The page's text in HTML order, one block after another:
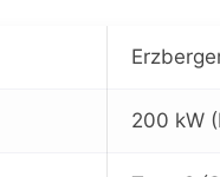
200 kW